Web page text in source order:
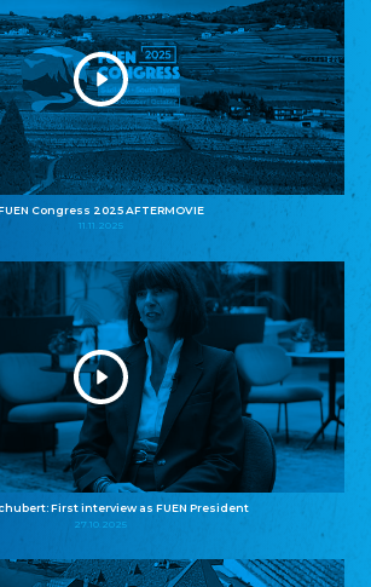
Congress 2025 AFTERMOVIE
11.11.2025
First interview as FUEN President
27.10.2025